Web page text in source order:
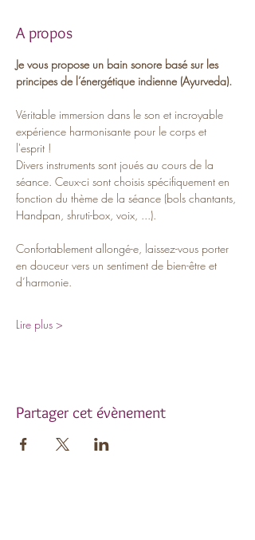
A propos
Je vous propose un bain sonore basé sur les
principes de l’énergétique indienne (Ayurveda).
Véritable immersion dans le son et incroyable
expérience harmonisante pour le corps et
l'esprit !
Divers instruments sont joués au cours de la
séance. Ceux-ci sont choisis spécifiquement en
fonction du thème de la séance (bols chantants,
Handpan, shruti-box, voix, ...).
Confortablement allongé-e, laissez-vous porter
en douceur vers un sentiment de bien-être et
d’harmonie.
Lire plus >
Partager cet évènement